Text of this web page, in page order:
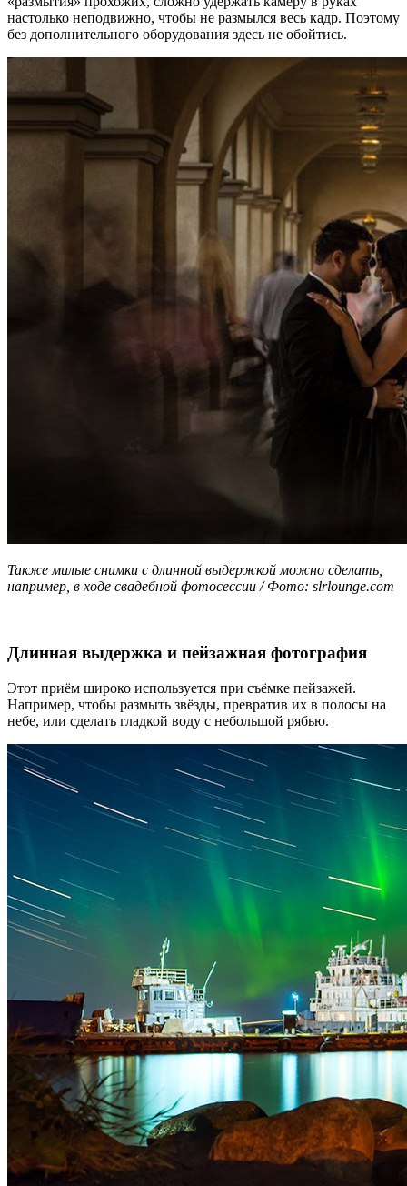
настолько неподвижно, чтобы не размылся весь кадр. Поэтому
без дополнительного оборудования здесь не обойтись.
Также милые снимки с длинной выдержкой можно сделать,
например, в ходе свадебной фотосессии / Фото: slrlounge.com
Длинная выдержка и пейзажная фотография
Этот приём широко используется при съёмке пейзажей.
Например, чтобы размыть звёзды, превратив их в полосы на
небе, или сделать гладкой воду с небольшой рябью.